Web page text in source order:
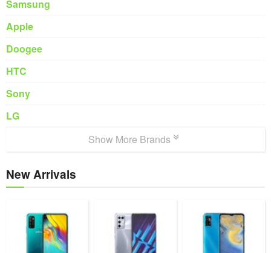
Samsung
Apple
Doogee
HTC
Sony
LG
Show More Brands
New Arrivals